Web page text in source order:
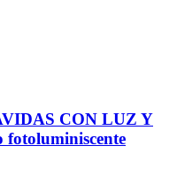
CON LUZ Y